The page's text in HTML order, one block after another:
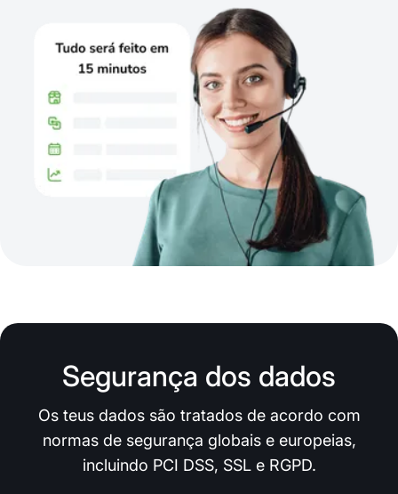
Segurança dos dados
Os teus dados são tratados de acordo com
normas de segurança globais e europeias,
incluindo PCI DSS, SSL e RGPD.